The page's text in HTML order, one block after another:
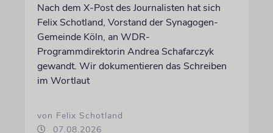
Nach dem X-Post des Journalisten hat sich
Felix Schotland, Vorstand der Synagogen-
Gemeinde Köln, an WDR-
Programmdirektorin Andrea Schafarczyk
gewandt. Wir dokumentieren das Schreiben
im Wortlaut
von Felix Schotland
07.08.2026